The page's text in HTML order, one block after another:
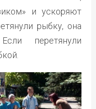
и ускоряют
рыбку, она
перетянули